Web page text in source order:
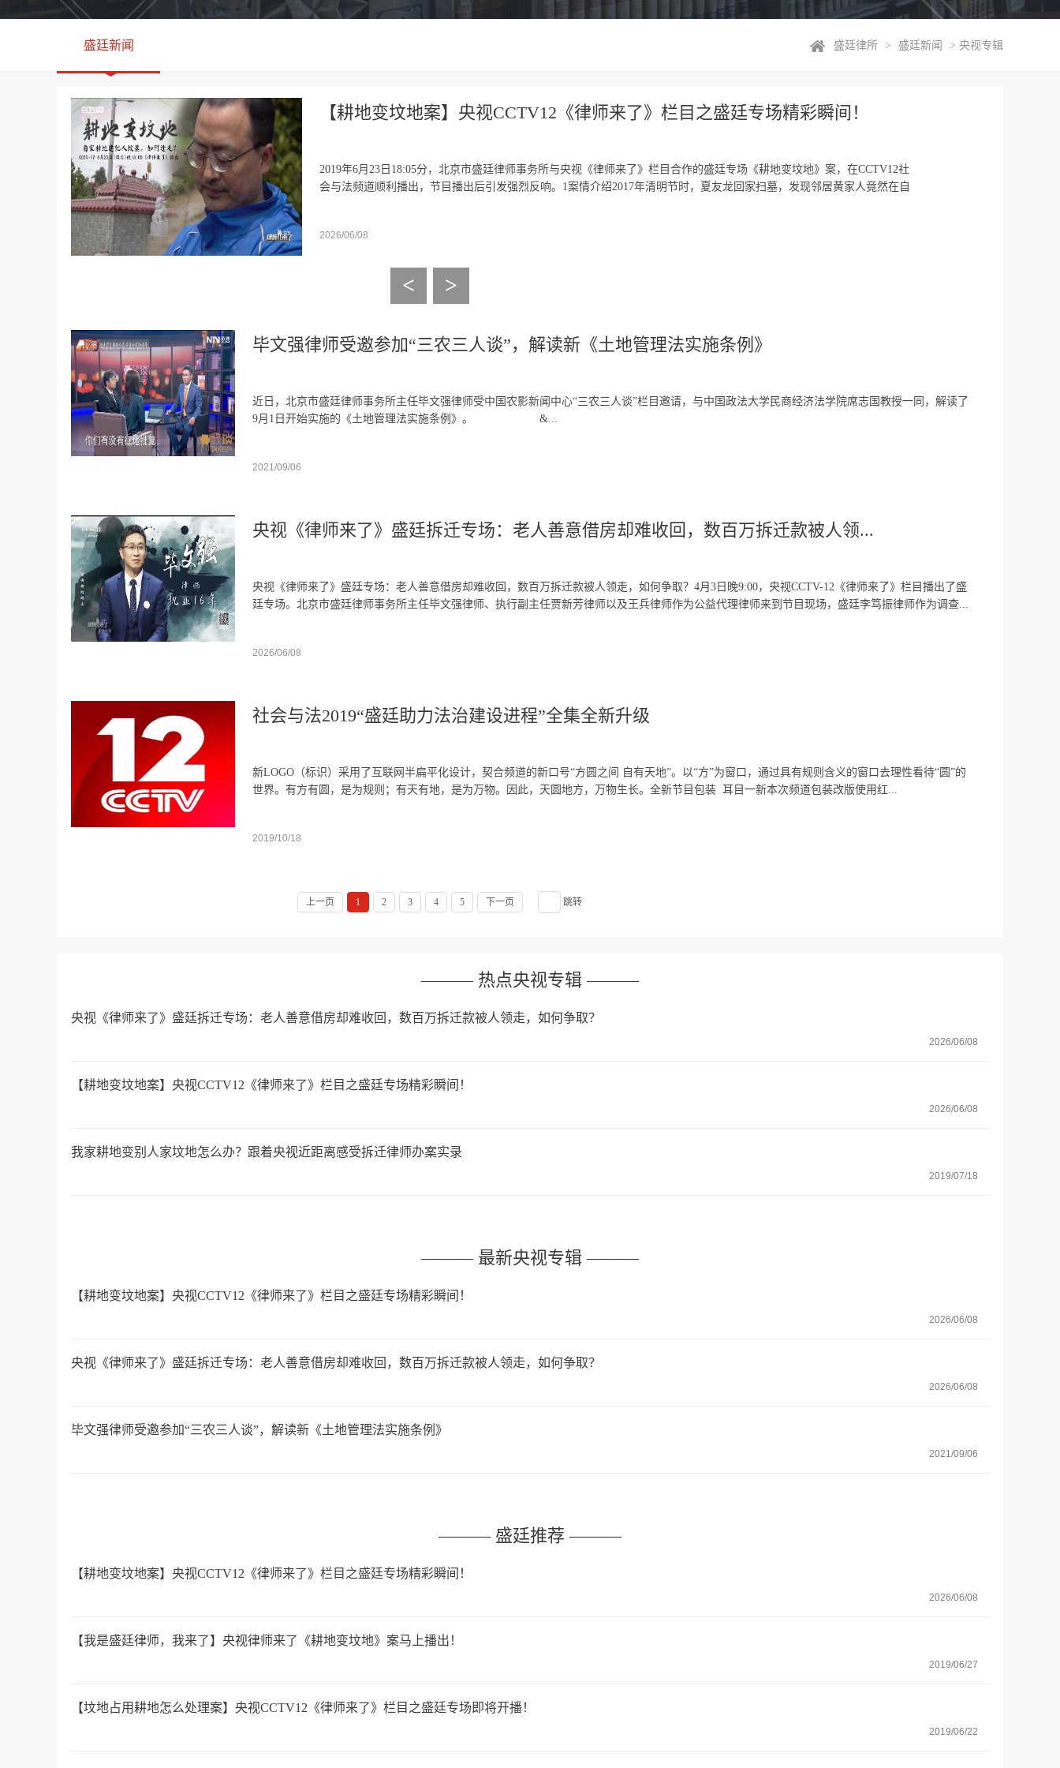
盛廷新闻 盛廷律所 > 盛廷新闻 > 央视专辑
【耕地变坟地案】央视CCTV12《律师来了》栏目之盛廷专场精彩瞬间！
2019年6月23日18:05分，北京市盛廷律师事务所与央视《律师来了》栏目合作的盛廷专场《耕地变坟地》案，在CCTV12社
会与法频道顺利播出，节目播出后引发强烈反响。1案情介绍2017年清明节时，夏友龙回家扫墓，发现邻居黄家人竟然在自
2026/06/08
< >
毕文强律师受邀参加“三农三人谈”，解读新《土地管理法实施条例》
近日，北京市盛廷律师事务所主任毕文强律师受中国农影新闻中心“三农三人谈”栏目邀请，与中国政法大学民商经济法学院席志国教授一同，解读了
9月1日开始实施的《土地管理法实施条例》。 &...
2021/09/06
央视《律师来了》盛廷拆迁专场：老人善意借房却难收回，数百万拆迁款被人领...
央视《律师来了》盛廷专场：老人善意借房却难收回，数百万拆迁款被人领走，如何争取？4月3日晚9:00，央视CCTV-12《律师来了》栏目播出了盛
廷专场。北京市盛廷律师事务所主任毕文强律师、执行副主任贾新芳律师以及王兵律师作为公益代理律师来到节目现场，盛廷李笃振律师作为调查...
2026/06/08
社会与法2019“盛廷助力法治建设进程”全集全新升级
新LOGO（标识）采用了互联网半扁平化设计，契合频道的新口号“方圆之间 自有天地”。以“方”为窗口，通过具有规则含义的窗口去理性看待“圆”的
世界。有方有圆，是为规则；有天有地，是为万物。因此，天圆地方，万物生长。全新节目包装 耳目一新本次频道包装改版使用红...
2019/10/18
上一页 1 2 3 4 5 下一页 跳转
——— 热点央视专辑 ———
央视《律师来了》盛廷拆迁专场：老人善意借房却难收回，数百万拆迁款被人领走，如何争取？
2026/06/08
【耕地变坟地案】央视CCTV12《律师来了》栏目之盛廷专场精彩瞬间！
2026/06/08
我家耕地变别人家坟地怎么办？跟着央视近距离感受拆迁律师办案实录
2019/07/18
——— 最新央视专辑 ———
【耕地变坟地案】央视CCTV12《律师来了》栏目之盛廷专场精彩瞬间！
2026/06/08
央视《律师来了》盛廷拆迁专场：老人善意借房却难收回，数百万拆迁款被人领走，如何争取？
2026/06/08
毕文强律师受邀参加“三农三人谈”，解读新《土地管理法实施条例》
2021/09/06
——— 盛廷推荐 ———
【耕地变坟地案】央视CCTV12《律师来了》栏目之盛廷专场精彩瞬间！
2026/06/08
【我是盛廷律师，我来了】央视律师来了《耕地变坟地》案马上播出！
2019/06/27
【坟地占用耕地怎么处理案】央视CCTV12《律师来了》栏目之盛廷专场即将开播！
2019/06/22